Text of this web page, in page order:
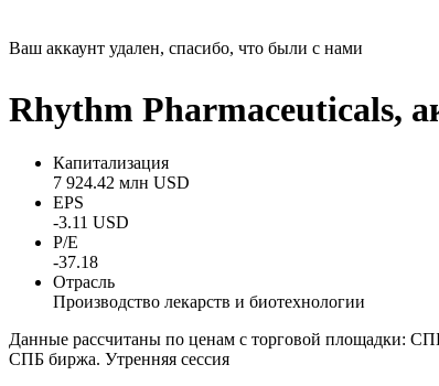
Ваш аккаунт удален, спасибо, что были с нами
Rhythm Pharmaceuticals,
Капитализация
7 924.42 млн USD
EPS
-3.11 USD
P/E
-37.18
Отрасль
Производство лекарств и биотехнологии
Данные рассчитаны по ценам с торговой площадки:
СПБ биржа. Утренняя сессия